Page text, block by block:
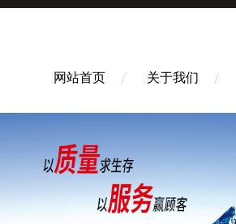
网站首页 关于我们